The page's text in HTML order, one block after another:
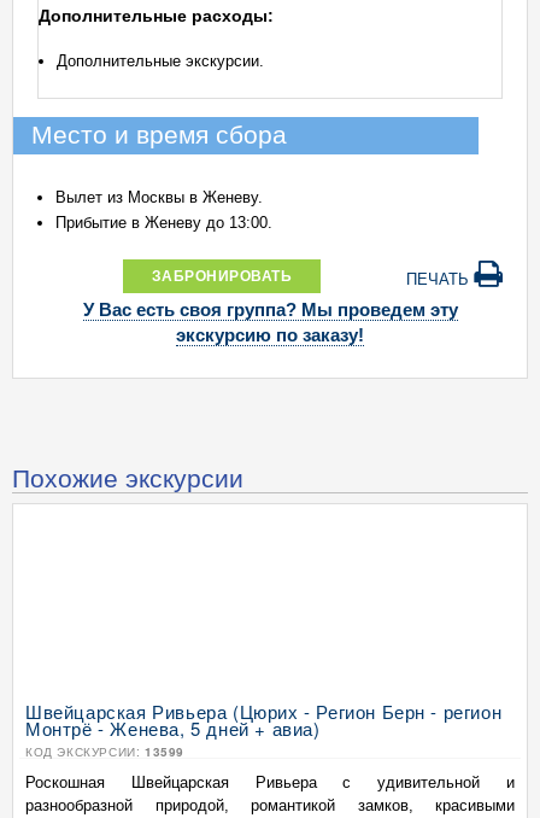
Дополнительные расходы:
Дополнительные экскурсии.
Место и время сбора
Вылет из Москвы в Женеву.
Прибытие в Женеву до 13:00.
ЗАБРОНИРОВАТЬ ПЕЧАТЬ
У Вас есть своя группа? Мы проведем эту
экскурсию по заказу!
Похожие экскурсии
Швейцарская Ривьера (Цюрих - Регион Берн - регион
Монтрё - Женева, 5 дней + авиа)
КОД ЭКСКУРСИИ: 13599
Роскошная Швейцарская Ривьера с удивительной и
разнообразной природой, романтикой замков, красивыми